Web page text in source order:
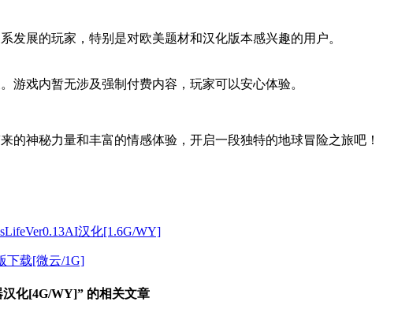
发展的玩家，特别是对欧美题材和汉化版本感兴趣的用户。
游戏内暂无涉及强制付费内容，玩家可以安心体验。
的神秘力量和丰富的情感体验，开启一段独特的地球冒险之旅吧！
汉化[1.6G/WY]
下载[微云/1G]
化[4G/WY]” 的相关文章